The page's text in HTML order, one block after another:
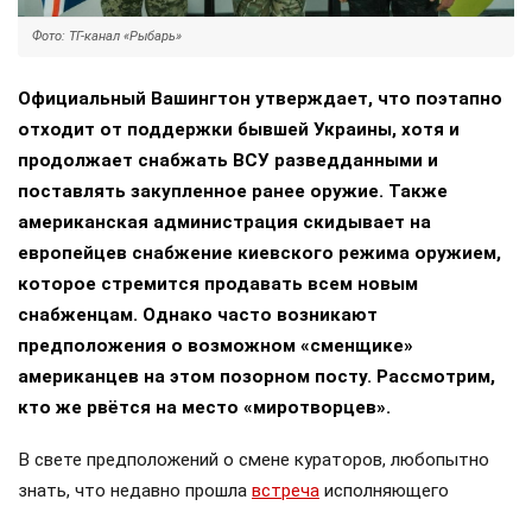
Фото: ТГ-канал «Рыбарь»
Официальный Вашингтон утверждает, что поэтапно
отходит от поддержки бывшей Украины, хотя и
продолжает снабжать ВСУ разведданными и
поставлять закупленное ранее оружие. Также
американская администрация скидывает на
европейцев снабжение киевского режима оружием,
которое стремится продавать всем новым
снабженцам. Однако часто возникают
предположения о возможном «сменщике»
американцев на этом позорном посту. Рассмотрим,
кто же рвётся на место «миротворцев».
В свете предположений о смене кураторов, любопытно
знать, что недавно прошла встреча исполняющего